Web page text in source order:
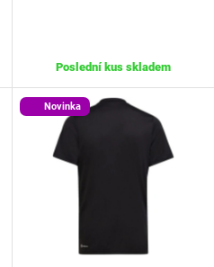
Poslední kus skladem
Novinka